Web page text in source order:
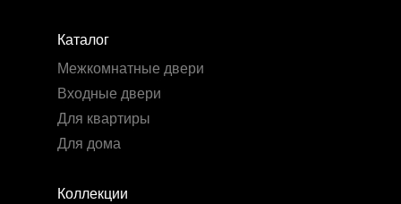
Коллекции
Каталог
Межкомнатные двери
Входные двери
Для квартиры
Для дома